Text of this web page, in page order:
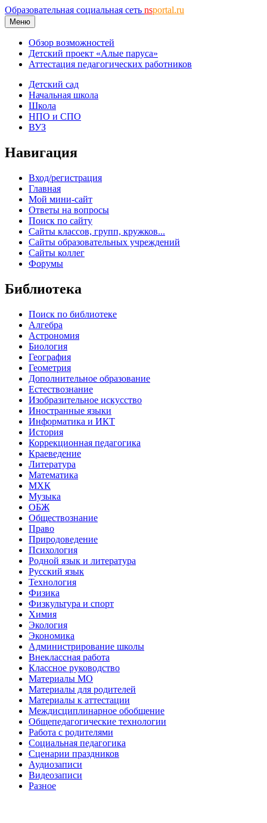
Образовательная социальная сеть nsportal.ru
Меню
Обзор возможностей
Детский проект «Алые паруса»
Аттестация педагогических работников
Детский сад
Начальная школа
Школа
НПО и СПО
ВУЗ
Навигация
Вход/регистрация
Главная
Мой мини-сайт
Ответы на вопросы
Поиск по сайту
Сайты классов, групп, кружков...
Сайты образовательных учреждений
Сайты коллег
Форумы
Библиотека
Поиск по библиотеке
Алгебра
Астрономия
Биология
География
Геометрия
Дополнительное образование
Естествознание
Изобразительное искусство
Иностранные языки
Информатика и ИКТ
История
Коррекционная педагогика
Краеведение
Литература
Математика
МХК
Музыка
ОБЖ
Обществознание
Право
Природоведение
Психология
Родной язык и литература
Русский язык
Технология
Физика
Физкультура и спорт
Химия
Экология
Экономика
Администрирование школы
Внеклассная работа
Классное руководство
Материалы МО
Материалы для родителей
Материалы к аттестации
Междисциплинарное обобщение
Общепедагогические технологии
Работа с родителями
Социальная педагогика
Сценарии праздников
Аудиозаписи
Видеозаписи
Разное